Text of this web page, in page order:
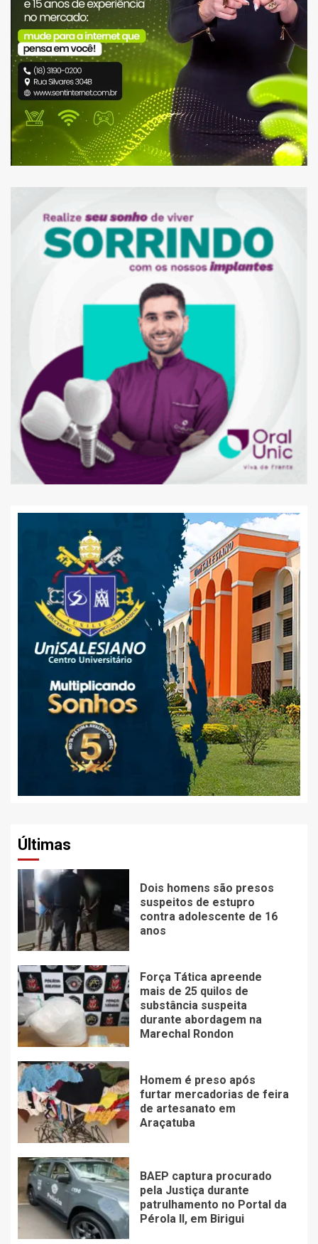
Últimas
Dois homens são presos
suspeitos de estupro
contra adolescente de 16
anos
Força Tática apreende
mais de 25 quilos de
substância suspeita
durante abordagem na
Marechal Rondon
Homem é preso após
furtar mercadorias de feira
de artesanato em
Araçatuba
BAEP captura procurado
pela Justiça durante
patrulhamento no Portal da
Pérola ll, em Birigui